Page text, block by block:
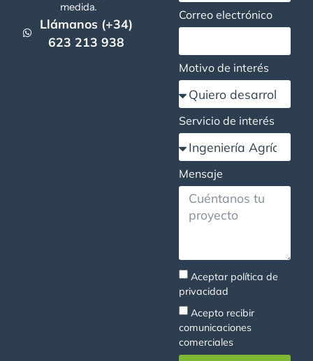
medida.
Llámanos (+34)
623 213 938
Correo electrónico
Motivo de interés
Servicio de interés
Mensaje
Aceptar política de
privacidad
Acepto recibir
comunicaciones
comerciales